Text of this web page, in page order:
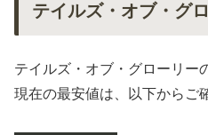
テイルズ・オブ・グ
テイルズ・オブ・グローリー
現在の最安値は、以下からご